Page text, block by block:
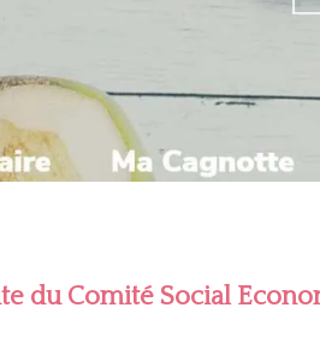
du Comité Social